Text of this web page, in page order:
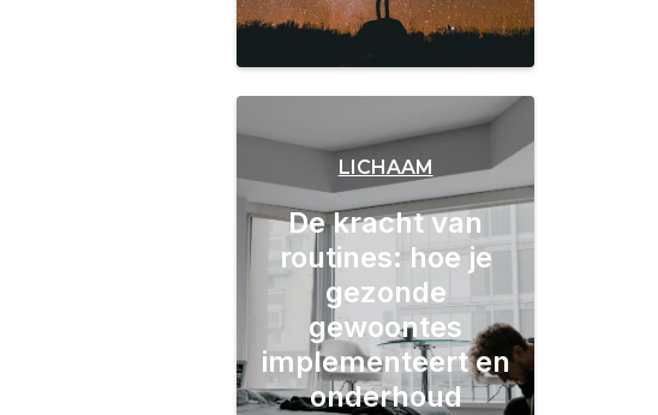
LICHAAM
De kracht van
routines: hoe je
gezonde
gewoontes
implementeert en
onderhoud